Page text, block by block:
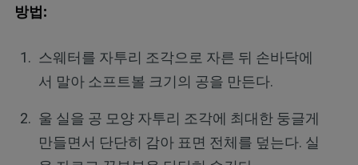
방법:
스웨터를 자투리 조각으로 자른 뒤 손바닥에
서 말아 소프트볼 크기의 공을 만든다.
울 실을 공 모양 자투리 조각에 최대한 둥글게
만들면서 단단히 감아 표면 전체를 덮는다. 실